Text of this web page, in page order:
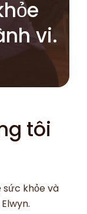
vi.
tôi
sức khỏe và